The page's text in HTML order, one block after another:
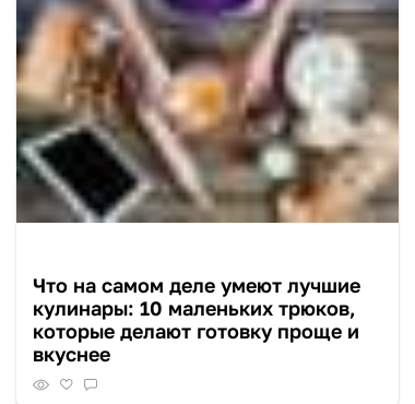
Что на самом деле умеют лучшие
кулинары: 10 маленьких трюков,
которые делают готовку проще и
вкуснее